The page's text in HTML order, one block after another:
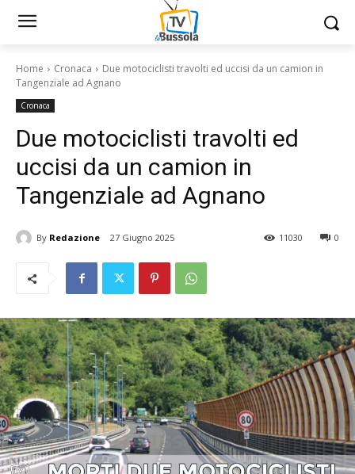
Home Cronaca
Due motociclisti travolti ed uccisi da un camion in
Tangenziale ad Agnano
Cronaca
Due motociclisti travolti ed
uccisi da un camion in
Tangenziale ad Agnano
By Redazione 27 Giugno 2025 0
11030